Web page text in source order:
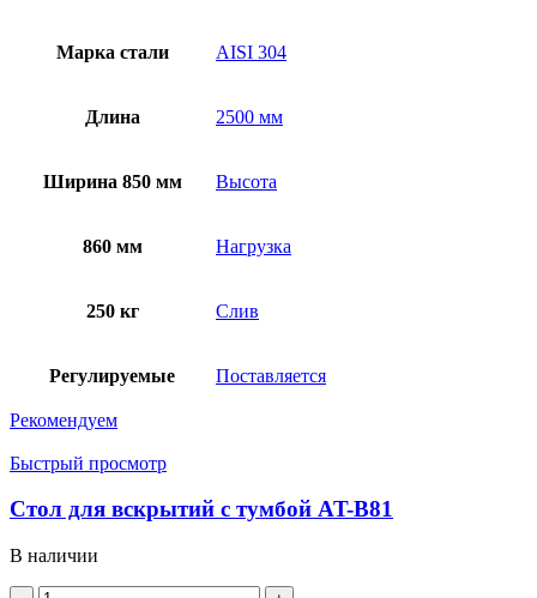
Марка стали AISI 304
Длина 2500 мм
Ширина 850 мм Высота
860 мм Нагрузка
250 кг Слив
Регулируемые Поставляется
Рекомендуем
Быстрый просмотр
Стол для вскрытий с тумбой AT-B81
В наличии